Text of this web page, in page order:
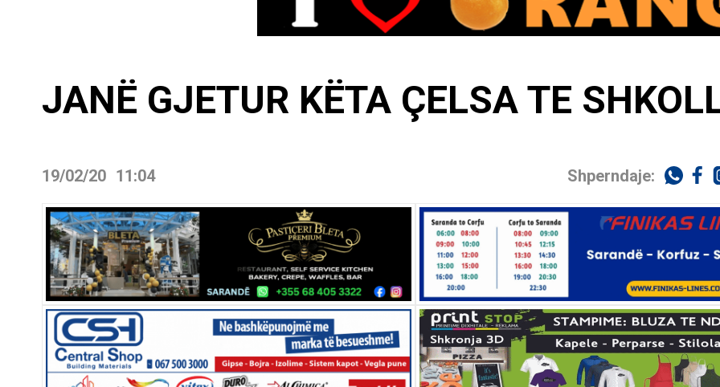
JANË GJETUR KËTA ÇELSA TE
19/02/20 11:04 Shperndaje: